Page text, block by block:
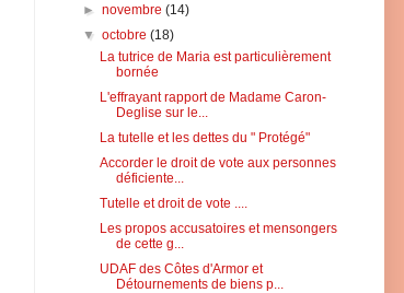
►novembre(14)
▼octobre(18)
La tutrice de Maria est particulièrement
bornée
L'effrayant rapport de Madame Caron-
Deglise sur le...
La tutelle et les dettes du " Protégé"
Accorder le droit de vote aux personnes
déficiente...
Tutelle et droit de vote ....
Les propos accusatoires et mensongers
de cette g...
UDAF des Côtes d'Armor et
Détournements de biens p...